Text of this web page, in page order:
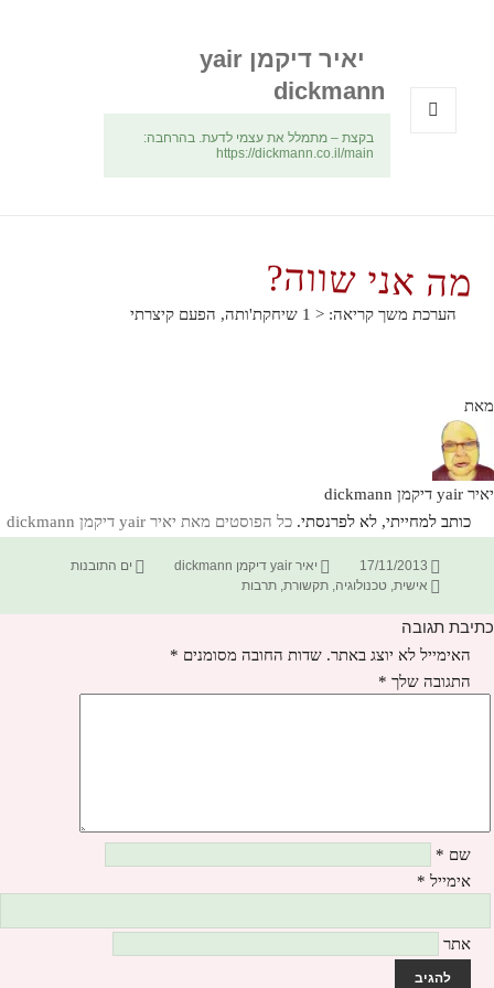
יאיר דיקמן yair
dickmann
בקצת – מתמלל את עצמי לדעת. בהרחבה:
https://dickmann.co.il/main
מה אני שווה?
הערכת משך קריאה: < 1 שיחקת'ותה, הפעם קיצרתי
מאת
יאיר yair דיקמן dickmann
כותב למחייתי, לא לפרנסתי. כל הפוסטים מאת יאיר yair דיקמן dickmann‏
פורסם
בתאריך
17/11/2013 מחבר
יאיר yair דיקמן dickmann קטגוריות
ים התובנות
תגיות
אישית, טכנולוגיה,תקשורת,תרבות
כתיבת תגובה
האימייל לא יוצג באתר. שדות החובה מסומנים *
התגובה שלך *
שם *
אימייל *
אתר